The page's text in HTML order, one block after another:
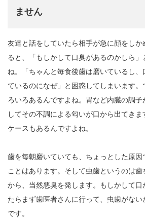
ません
友達と話をしていたら相手が急に顔をし
ると、「もしかして口臭があるのかしら」
ね。「ちゃんと毎食後歯は磨いているし
ているのになぜ」と困惑してしまいます
ろいろあるんですよね。胃など内臓の調子
してその不調による匂いが口から出てきま
ケースもあるんですよね。
歯を毎朝磨いていても、ちょっとした原因
ことはあります。そして虫歯というのは
から、当然悪臭を発します。もしかして口
たらまず歯医者さんに行って、虫歯がな
です。